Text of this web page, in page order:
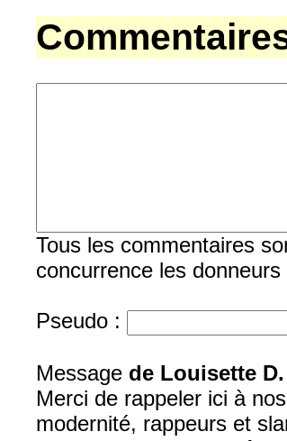
Tous les commentaires
concurrence les
Pseudo :
Message de Louisette D.
Merci de rappeler ici à
modernité, rappeurs et